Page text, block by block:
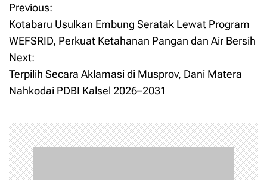
P
o
s
t
a
v
Previous:
Kotabaru Usulkan Embung Seratak Lewat Program
WEFSRID, Perkuat Ketahanan Pangan dan Air Bersih
Next:
Terpilih Secara Aklamasi di Musprov, Dani Matera
Nahkodai PDBI Kalsel 2026–2031